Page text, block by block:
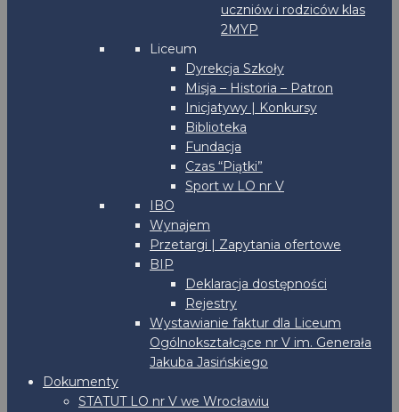
uczniów i rodziców klas
2MYP
Liceum
Dyrekcja Szkoły
Misja – Historia – Patron
Inicjatywy | Konkursy
Biblioteka
Fundacja
Czas “Piątki”
Sport w LO nr V
IBO
Wynajem
Przetargi | Zapytania ofertowe
BIP
Deklaracja dostępności
Rejestry
Wystawianie faktur dla Liceum
Ogólnokształcące nr V im. Generała
Jakuba Jasińskiego
Dokumenty
STATUT LO nr V we Wrocławiu